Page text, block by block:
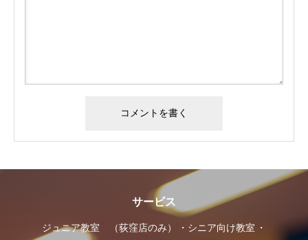
サービス
ジュニア教室 （荻窪店のみ）
シニア向け教室